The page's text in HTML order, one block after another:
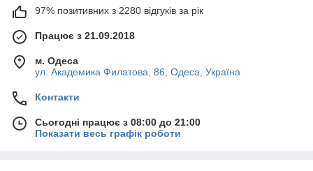
97% позитивних з 2280 відгуків за рік
Працює з 21.09.2018
м. Одеса
ул. Академика Филатова, 86, Одеса, Україна
Контакти
Сьогодні працює з 08:00 до 21:00
Показати весь графік роботи